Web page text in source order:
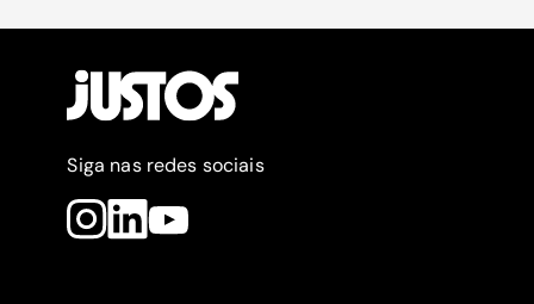
Siga nas redes sociais